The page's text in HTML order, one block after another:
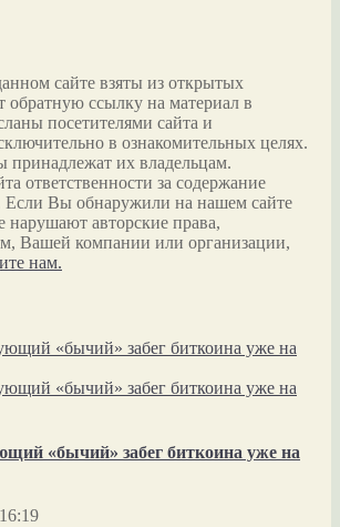
сайте взяты из открытых
обратную ссылку на материал в
посетителями сайта и
в ознакомительных целях.
принадлежат их владельцам.
ответственности за содержание
Если Вы обнаружили на нашем сайте
нарушают авторские права,
Вашей компании или организации,
нам.
«бычий» забег биткоина уже на